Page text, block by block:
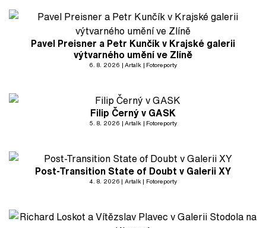
Pavel Preisner a Petr Kunčík v Krajské galerii
výtvarného umění ve Zlíně
6. 8. 2026 Artalk Fotoreporty
Filip Černý v GASK
5. 8. 2026 Artalk Fotoreporty
Post-Transition State of Doubt v Galerii XY
4. 8. 2026 Artalk Fotoreporty